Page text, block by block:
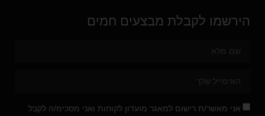
הירשמו לקבלת מבצעים חמים
אני מאשר/ת רישום למאגר מועדון לקוחות ואני מסכימ/ה לקבל